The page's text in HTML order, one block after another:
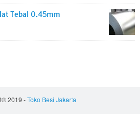
Tebal 0.45mm
2019 -Toko Besi Jakarta